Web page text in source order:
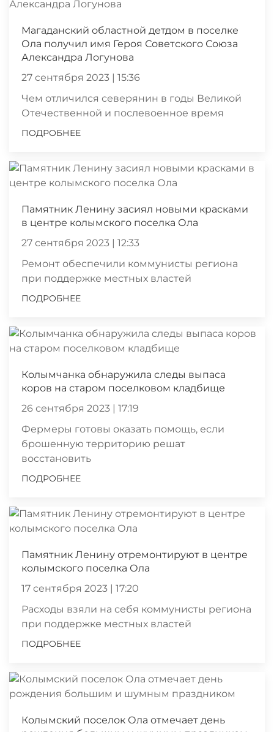
Магаданский областной детдом в поселке
Ола получил имя Героя Советского Союза
Александра Логунова
27 сентября 2023 | 15:36
Чем отличился северянин в годы Великой
Отечественной и послевоенное время
ПОДРОБНЕЕ
Памятник Ленину засиял новыми красками
в центре колымского поселка Ола
27 сентября 2023 | 12:33
Ремонт обеспечили коммунисты региона
при поддержке местных властей
ПОДРОБНЕЕ
Колымчанка обнаружила следы выпаса
коров на старом поселковом кладбище
26 сентября 2023 | 17:19
Фермеры готовы оказать помощь, если
брошенную территорию решат
восстановить
ПОДРОБНЕЕ
Памятник Ленину отремонтируют в центре
колымского поселка Ола
17 сентября 2023 | 17:20
Расходы взяли на себя коммунисты региона
при поддержке местных властей
ПОДРОБНЕЕ
Колымский поселок Ола отмечает день